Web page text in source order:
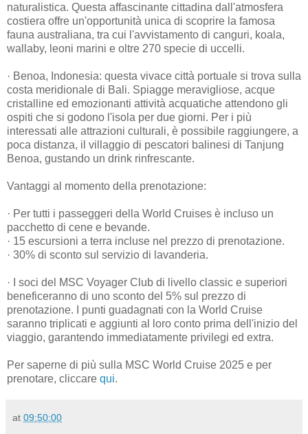
naturalistica. Questa affascinante cittadina dall'atmosfera
costiera offre un'opportunità unica di scoprire la famosa
fauna australiana, tra cui l'avvistamento di canguri, koala,
wallaby, leoni marini e oltre 270 specie di uccelli.
· Benoa, Indonesia: questa vivace città portuale si trova sulla
costa meridionale di Bali. Spiagge meravigliose, acque
cristalline ed emozionanti attività acquatiche attendono gli
ospiti che si godono l'isola per due giorni. Per i più
interessati alle attrazioni culturali, è possibile raggiungere, a
poca distanza, il villaggio di pescatori balinesi di Tanjung
Benoa, gustando un drink rinfrescante.
Vantaggi al momento della prenotazione:
· Per tutti i passeggeri della World Cruises è incluso un
pacchetto di cene e bevande.
· 15 escursioni a terra incluse nel prezzo di prenotazione.
· 30% di sconto sul servizio di lavanderia.
· I soci del MSC Voyager Club di livello classic e superiori
beneficeranno di uno sconto del 5% sul prezzo di
prenotazione. I punti guadagnati con la World Cruise
saranno triplicati e aggiunti al loro conto prima dell'inizio del
viaggio, garantendo immediatamente privilegi ed extra.
Per saperne di più sulla MSC World Cruise 2025 e per
prenotare, cliccare qui.
at 09:50:00